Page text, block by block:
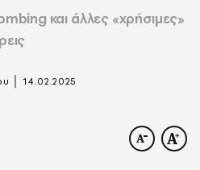
και άλλες «χρήσιμες»
14.02.2025